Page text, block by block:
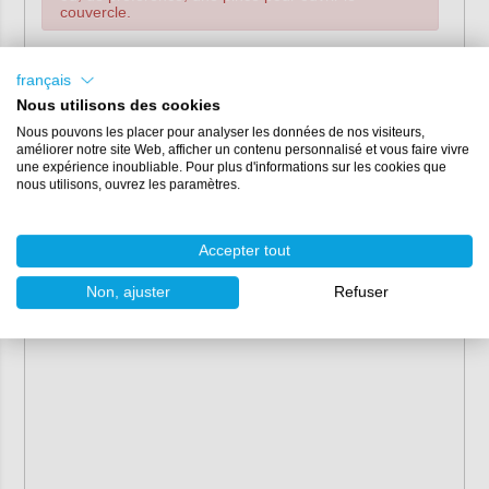
couvercle.
Contenu :6 kg, 25 kg
Couleur :gris (RAL 7001)
Température de mise en œuvre :à partir de 5°C
Temps de séchage :
en été 4-6 heures.
Consommation :500-1000 gr/m
de la pente)
français
Nous utilisons des cookies
Nous pouvons les placer pour analyser les données de nos visiteurs,
améliorer notre site Web, afficher un contenu personnalisé et vous faire vivre
une expérience inoubliable. Pour plus d'informations sur les cookies que
nous utilisons, ouvrez les paramètres.
Accepter tout
Non, ajuster Refuser